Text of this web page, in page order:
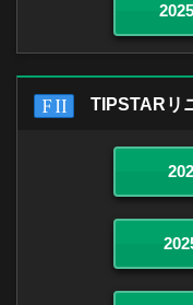
TIPSTARリ